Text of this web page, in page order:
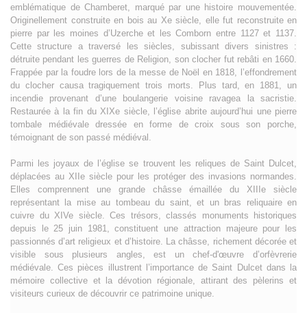
emblématique de Chamberet, marqué par une histoire mouvementée.
Originellement construite en bois au Xe siècle, elle fut reconstruite en
pierre par les moines d’Uzerche et les Comborn entre 1127 et 1137.
Cette structure a traversé les siècles, subissant divers sinistres :
détruite pendant les guerres de Religion, son clocher fut rebâti en 1660.
Frappée par la foudre lors de la messe de Noël en 1818, l’effondrement
du clocher causa tragiquement trois morts. Plus tard, en 1881, un
incendie provenant d’une boulangerie voisine ravagea la sacristie.
Restaurée à la fin du XIXe siècle, l’église abrite aujourd’hui une pierre
tombale médiévale dressée en forme de croix sous son porche,
témoignant de son passé médiéval.
Parmi les joyaux de l’église se trouvent les reliques de Saint Dulcet,
déplacées au XIIe siècle pour les protéger des invasions normandes.
Elles comprennent une grande châsse émaillée du XIIIe siècle
représentant la mise au tombeau du saint, et un bras reliquaire en
cuivre du XIVe siècle. Ces trésors, classés monuments historiques
depuis le 25 juin 1981, constituent une attraction majeure pour les
passionnés d’art religieux et d’histoire. La châsse, richement décorée et
visible sous plusieurs angles, est un chef-d'œuvre d’orfèvrerie
médiévale. Ces pièces illustrent l’importance de Saint Dulcet dans la
mémoire collective et la dévotion régionale, attirant des pèlerins et
visiteurs curieux de découvrir ce patrimoine unique.